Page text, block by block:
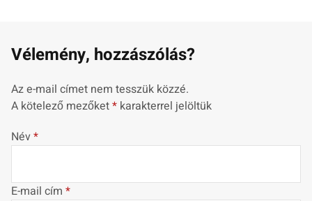
Vélemény, hozzászólás?
Az e-mail címet nem tesszük közzé.
A kötelező mezőket* karakterrel jelöltük
Név*
E-mail cím *